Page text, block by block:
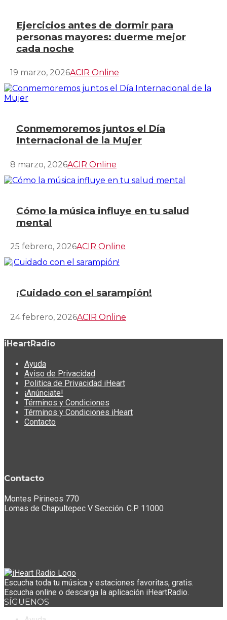
Ejercicios antes de dormir para
personas mayores: duerme mejor
cada noche
19 marzo, 2026ACIR Online
Conmemoremos juntos el Día
Internacional de la Mujer
8 marzo, 2026ACIR Online
Cómo la música influye en tu salud
mental
25 febrero, 2026ACIR Online
¡Cuidado con el sarampión!
24 febrero, 2026ACIR Online
iHeartRadio
Ayuda
Aviso de Privacidad
Politica de Privacidad iHeart
¡Anúnciate!
Términos y Condiciones
Términos y Condiciones iHeart
Contacto
Contacto
Montes Pirineos 770
Lomas de Chapultepec V Sección. C.P. 11000
Escucha toda tu música y estaciones favoritas, gratis.
Escucha online o descarga la aplicación iHeartRadio.
SÍGUENOS